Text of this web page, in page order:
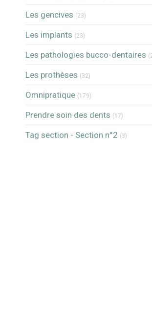
Les gencives (23)
Les implants (23)
Les pathologies bucco-dentaires
Les prothèses (32)
Omnipratique (179)
Prendre soin des dents (17)
Tag section - Section n°2 (3)